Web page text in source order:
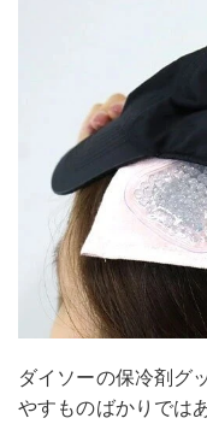
ダイソーの保冷剤グ
やすものばかりでは